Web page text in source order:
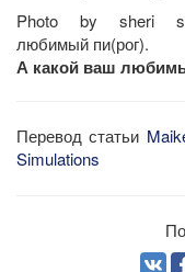
Photo by sheri
любимый пи(рог).
А какой ваш
Перевод статьи
Simulations